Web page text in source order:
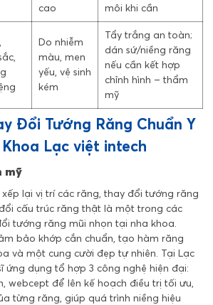
cao
môi khi cần
Do nhiễm
màu, men
yếu, vệ sinh
kém
Tẩy trắng an toàn;
dán sứ/niềng răng
nếu cần kết hợp
chỉnh hình – thẩm
mỹ
Đổi Tướng Răng Chuẩn Y
Lạc việt intech
mỹ
lại vị trí các răng, thay đổi tướng răng
cấu trúc răng thật là một trong các
tướng răng mũi nhọn tại nha khoa.
bảo khớp cắn chuẩn, tạo hàm răng
và một cung cười đẹp tự nhiên. Tại Lạc
ứng dụng tổ hợp 3 công nghệ hiện đại:
webcept để lên kế hoạch điều trị tối ưu,
từng răng, giúp quá trình niềng hiệu